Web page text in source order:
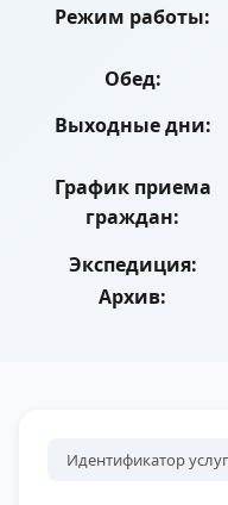
Режим работы:
Обед:
Выходные дни:
График приема
граждан:
Экспедиция:
Архив:
Идентификатор